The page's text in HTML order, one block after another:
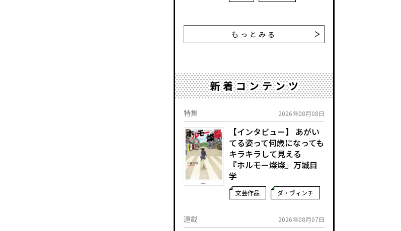
もっとみる
新着コンテンツ
特集 2026年08月08日
【インタビュー】 あがい
てる姿って何歳になっても
キラキラして見える
『ホルモー燦燦』万城目
学
文芸作品 ダ・ヴィンチ
連載 2026年08月07日